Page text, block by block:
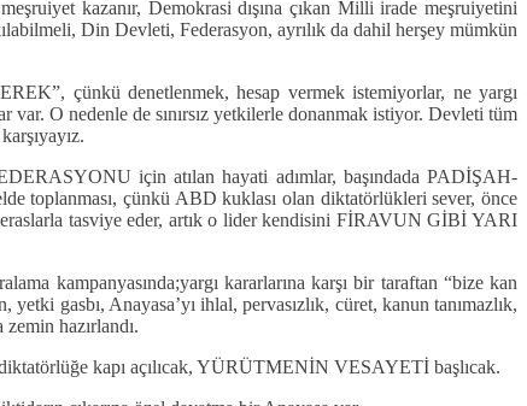
kazanır, Demokrasi dışına çıkan Milli irade meşruiyetini
Din Devleti, Federasyon, ayrılık da dahil herşey mümkün
çünkü denetlenmek, hesap vermek istemiyorlar, ne yargı
O nedenle de sınırsız yetkilerle donanmak istiyor. Devleti tüm
için atılan hayati adımlar, başındada PADİŞAH-
toplanması, çünkü ABD kuklası olan diktatörlükleri sever, önce
tasviye eder, artık o lider kendisini FİRAVUN GİBİ YARI
kampanyasında;yargı kararlarına karşı bir taraftan “bize kan
gasbı, Anayasa’yı ihlal, pervasızlık, cüret, kanun tanımazlık,
hazırlandı.
kapı açılıcak, YÜRÜTMENİN VESAYETİ başlıcak.